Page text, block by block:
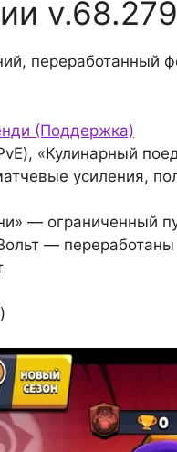
v.68.279
(Поддержка)
«Кулинарный
усиления,
— ограниченный
—